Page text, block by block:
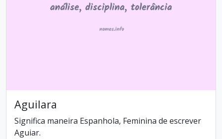
Aguilara
Significa maneira Espanhola, Feminina de escrever
Aguiar.